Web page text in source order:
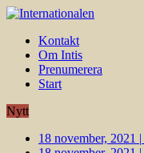
Kontakt
Om Intis
Prenumerera
Start
Nytt
18 november, 2021 |